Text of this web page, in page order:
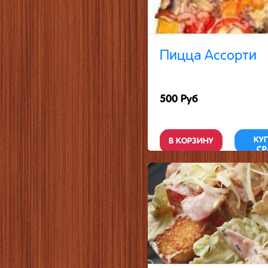
Пицца Ассорти
500 Руб
В КОРЗИНУ